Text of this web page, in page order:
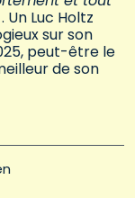
. Un Luc Holtz
sur son
peut-être le
de son